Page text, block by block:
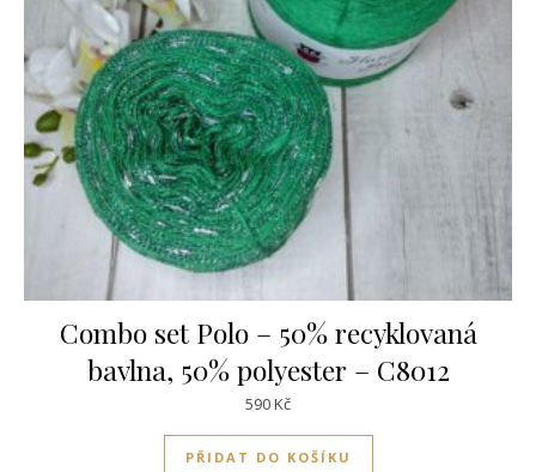
Combo set Polo – 50% recyklovaná
bavlna, 50% polyester – C8012
590Kč
PŘIDAT DO KOŠÍKU